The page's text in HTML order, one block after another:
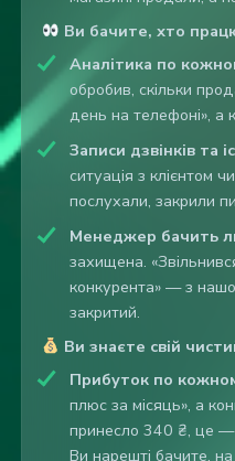
Ви бачите, хто
Аналітика по
обробив, скільки
день на телефоні», а
Записи дзвінків та
ситуація з клієнтом
послухали, закрили
Менеджер бачить
захищена.
конкурента» — з
закритий.
Ви знаєте свій
Прибуток по
плюс за місяць», а
принесло 340 ₴, це —
Ви нарешті бачите,